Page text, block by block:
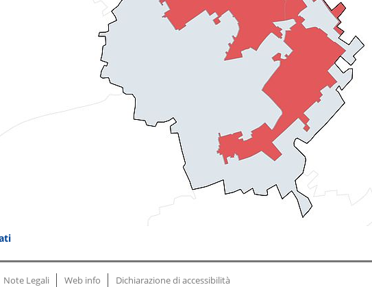
Note Legali Web info Dichiarazione di accessibilità